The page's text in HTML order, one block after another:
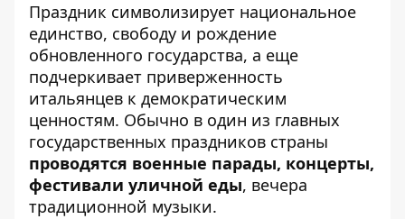
Праздник символизирует национальное
единство, свободу и рождение
обновленного государства, а еще
подчеркивает приверженность
итальянцев к демократическим
ценностям. Обычно в один из главных
государственных праздников страны
проводятся военные парады, концерты,
фестивали уличной еды, вечера
традиционной музыки.